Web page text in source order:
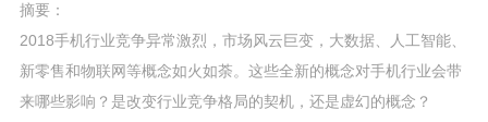
摘要：
2018手机行业竞争异常激烈，市场风云巨变，大数据、人工智能、
新零售和物联网等概念如火如荼。这些全新的概念对手机行业会带
来哪些影响？是改变行业竞争格局的契机，还是虚幻的概念？